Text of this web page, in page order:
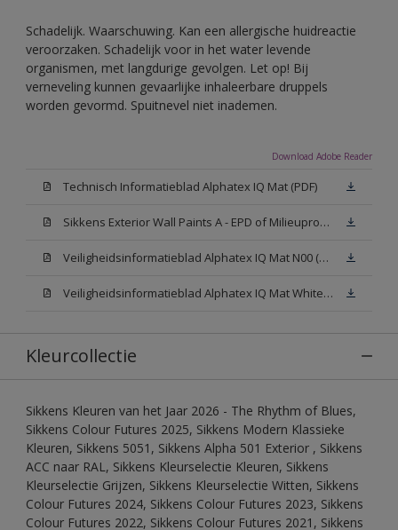
Schadelijk. Waarschuwing. Kan een allergische huidreactie
veroorzaken. Schadelijk voor in het water levende
organismen, met langdurige gevolgen. Let op! Bij
verneveling kunnen gevaarlijke inhaleerbare druppels
worden gevormd. Spuitnevel niet inademen.
Download Adobe Reader
Technisch Informatieblad Alphatex IQ Mat (PDF)
Sikkens Exterior Wall Paints A - EPD of Milieuproductverklaring
Veiligheidsinformatieblad Alphatex IQ Mat N00 (MSDS)
Veiligheidsinformatieblad Alphatex IQ Mat White W05 (MSDS)
Kleurcollectie
Sikkens Kleuren van het Jaar 2026 - The Rhythm of Blues,
Sikkens Colour Futures 2025, Sikkens Modern Klassieke
Kleuren, Sikkens 5051, Sikkens Alpha 501 Exterior , Sikkens
ACC naar RAL, Sikkens Kleurselectie Kleuren, Sikkens
Kleurselectie Grijzen, Sikkens Kleurselectie Witten, Sikkens
Colour Futures 2024, Sikkens Colour Futures 2023, Sikkens
Colour Futures 2022, Sikkens Colour Futures 2021, Sikkens